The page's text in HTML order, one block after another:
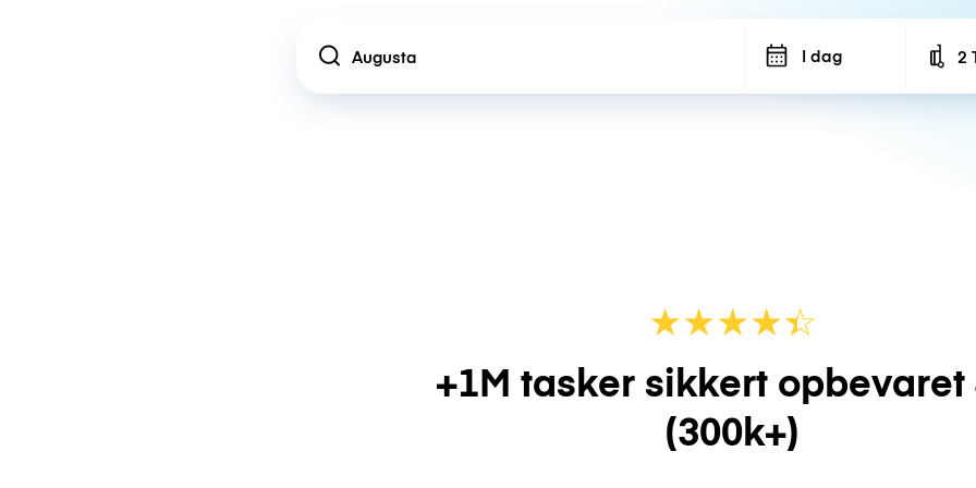
Location I dag 2
★★★★☆
★
+1M tasker sikkert opbevaret
(300k+)